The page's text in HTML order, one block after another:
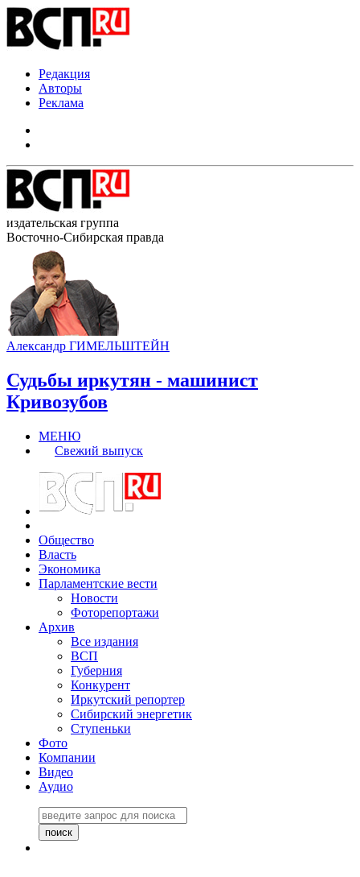
Редакция
Авторы
Реклама
издательская группа
Восточно-Сибирская правда
Александр ГИМЕЛЬШТЕЙН
Судьбы иркутян - машинист
Кривозубов
МЕНЮ
Свежий выпуск
Общество
Власть
Экономика
Парламентские вести
Новости
Фоторепортажи
Архив
Все издания
ВСП
Губерния
Конкурент
Иркутский репортер
Сибирский энергетик
Ступеньки
Фото
Компании
Видео
Аудио